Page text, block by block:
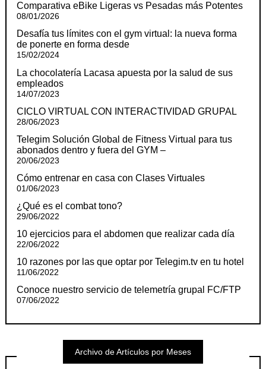
Comparativa eBike Ligeras vs Pesadas más Potentes
08/01/2026
Desafía tus límites con el gym virtual: la nueva forma
de ponerte en forma desde
15/02/2024
La chocolatería Lacasa apuesta por la salud de sus
empleados
14/07/2023
CICLO VIRTUAL CON INTERACTIVIDAD GRUPAL
28/06/2023
Telegim Solución Global de Fitness Virtual para tus
abonados dentro y fuera del GYM –
20/06/2023
Cómo entrenar en casa con Clases Virtuales
01/06/2023
¿Qué es el combat tono?
29/06/2022
10 ejercicios para el abdomen que realizar cada día
22/06/2022
10 razones por las que optar por Telegim.tv en tu hotel
11/06/2022
Conoce nuestro servicio de telemetría grupal FC/FTP
07/06/2022
Archivo de Artículos por Meses